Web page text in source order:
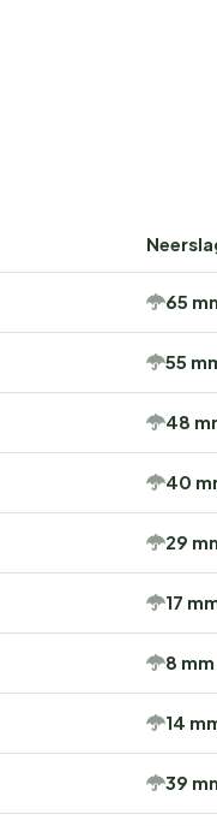
65
55
48
40
29
17
8 mm
14
39